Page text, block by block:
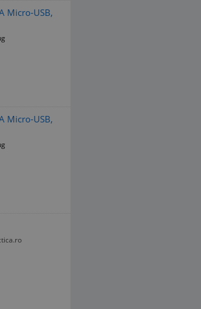
Micro-USB,
Micro-USB,